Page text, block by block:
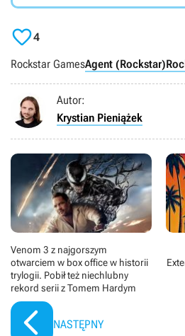
4
Rockstar GamesAgent (Rockstar)
Autor:
Krystian Pieniążek
Venom 3 z najgorszym
otwarciem w box office w historii
trylogii. Pobił też niechlubny
rekord serii z Tomem Hardym
NASTĘPNY